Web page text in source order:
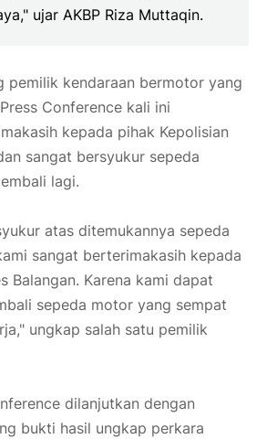
ujar AKBP Riza Muttaqin.
pemilik kendaraan bermotor yang
Conference kali ini
kepada pihak Kepolisian
sangat bersyukur sepeda
lagi.
atas ditemukannya sepeda
sangat berterimakasih kepada
Balangan. Karena kami dapat
sepeda motor yang sempat
ungkap salah satu pemilik
dilanjutkan dengan
bukti hasil ungkap perkara